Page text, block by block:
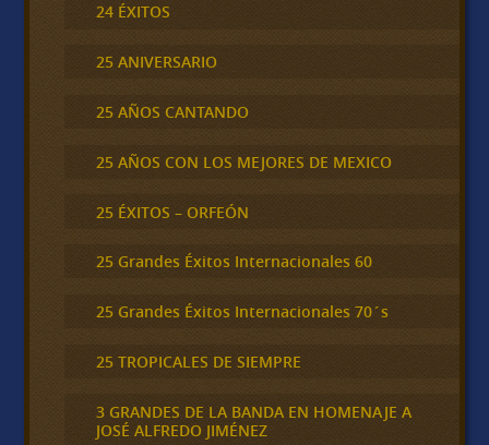
24 ÉXITOS
25 ANIVERSARIO
25 AÑOS CANTANDO
25 AÑOS CON LOS MEJORES DE MEXICO
25 ÉXITOS – ORFEÓN
25 Grandes Éxitos Internacionales 60
25 Grandes Éxitos Internacionales 70´s
25 TROPICALES DE SIEMPRE
3 GRANDES DE LA BANDA EN HOMENAJE A
JOSÉ ALFREDO JIMÉNEZ